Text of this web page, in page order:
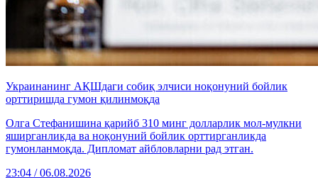
Украинанинг АҚШдаги собиқ элчиси ноқонуний бойлик
орттиришда гумон қилинмоқда
Олга Стефанишина қарийб 310 минг долларлик мол-мулкни
яширганликда ва ноқонуний бойлик орттирганликда
гумонланмоқда. Дипломат айбловларни рад этган.
23:04 / 06.08.2026